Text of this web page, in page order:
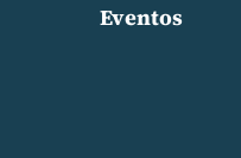
Eventos